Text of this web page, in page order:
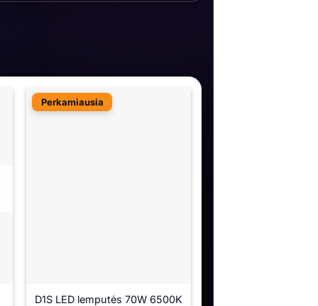
Perkamiausia
D1S LED lemputės 70W 6500K